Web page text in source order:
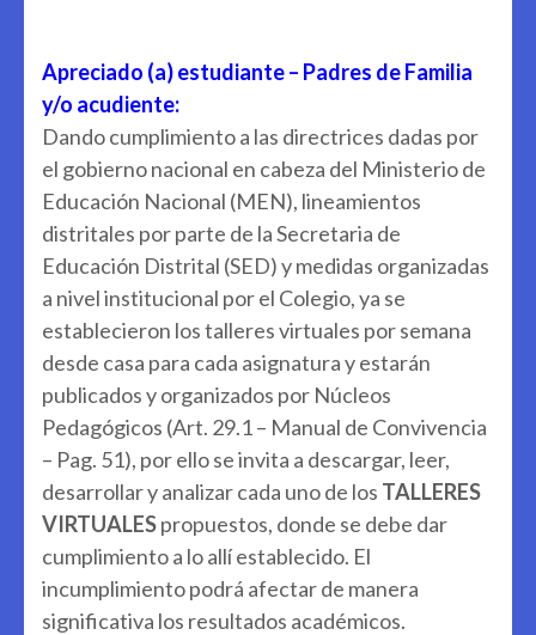
Apreciado (a) estudiante – Padres de Familia
y/o acudiente:
Dando cumplimiento a las directrices dadas por
el gobierno nacional en cabeza del Ministerio de
Educación Nacional (MEN), lineamientos
distritales por parte de la Secretaria de
Educación Distrital (SED) y medidas organizadas
a nivel institucional por el Colegio, ya se
establecieron los talleres virtuales por semana
desde casa para cada asignatura y estarán
publicados y organizados por Núcleos
Pedagógicos (Art. 29.1 – Manual de Convivencia
– Pag. 51), por ello se invita a descargar, leer,
desarrollar y analizar cada uno de los TALLERES
VIRTUALESpropuestos, donde se debe dar
cumplimiento a lo allí establecido. El
incumplimiento podrá afectar de manera
significativa los resultados académicos.